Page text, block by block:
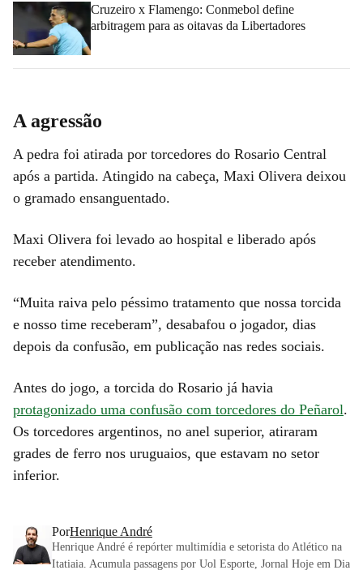
Cruzeiro x Flamengo: Conmebol define
arbitragem para as oitavas da Libertadores
A agressão
A pedra foi atirada por torcedores do Rosario Central
após a partida. Atingido na cabeça, Maxi Olivera deixou
o gramado ensanguentado.
Maxi Olivera foi levado ao hospital e liberado após
receber atendimento.
“Muita raiva pelo péssimo tratamento que nossa torcida
e nosso time receberam”, desabafou o jogador, dias
depois da confusão, em publicação nas redes sociais.
Antes do jogo, a torcida do Rosario já havia
protagonizado uma confusão com torcedores do Peñarol.
Os torcedores argentinos, no anel superior, atiraram
grades de ferro nos uruguaios, que estavam no setor
inferior.
PorHenrique André
Henrique André é repórter multimídia e setorista do Atlético na
Itatiaia. Acumula passagens por Uol Esporte, Jornal Hoje em Dia